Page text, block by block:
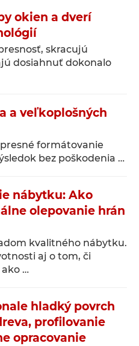
okien a dverí
skracujú
dosiahnuť dokonalo
a veľkoplošných
formátovanie
bez poškodenia …
nábytku: Ako
olepovanie hrán
kvalitného nábytku.
aj o tom, či
…
hladký povrch
profilovanie
opracovanie